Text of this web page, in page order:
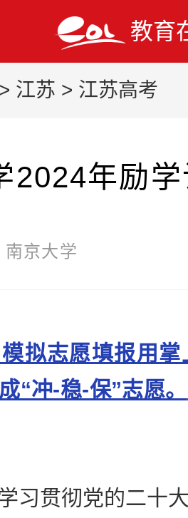
教育
> 江苏 > 江苏高考
2024年励
南京大学
拟志愿填报用
“冲-稳-保”志愿。
贯彻党的二十大